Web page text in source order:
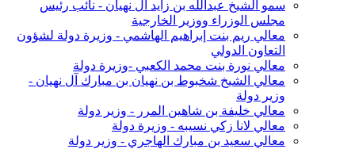
سمو الشيخ عبدالله بن زايد آل نهيان - نائب رئيس
مجلس الوزراء ووزير الخارجية
معالي ريم بنت إبراهيم الهاشمي - وزيرة دولة لشؤون
التعاون الدولي
معالي نورة بنت محمد الكعبي -وزيرة دولة
معالي الشيخ شخبوط بن نهيان بن مبارك آل نهيان -
وزير دولة
معالي خليفة بن شاهين المرر - وزير دولة
معالي لانا زكي نسيبه - وزيرة دولة
معالي سعيد بن مبارك الهاجري - وزير دولة